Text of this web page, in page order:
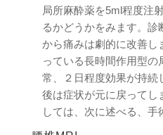
局所麻酔薬を5ml程度注
るかどうかをみます。診
から痛みは劇的に改善し
っている長時間作用型の
常、２日程度効果が持続
後は症状が元に戻ってし
しては、次に述べる、手